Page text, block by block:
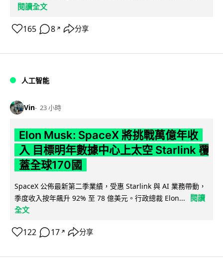
閱讀全文
165 8 ↗ 分享
人工智能
Vin 23 小時
Elon Musk: SpaceX 將挑戰萬億年收
入 目標明年數據中心上太空 Starlink 覆
蓋全球170國
SpaceX 公佈最新第二季業績，受惠 Starlink 與 AI 業務帶動，
季度收入按年飆升 92% 至 78 億美元。行政總裁 Elon...
閱讀
全文
122 17 ↗ 分享